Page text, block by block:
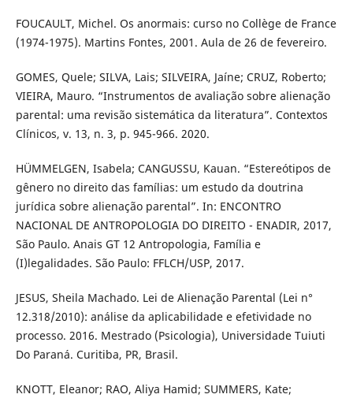
FOUCAULT, Michel. Os anormais: curso no Collège de France
(1974-1975). Martins Fontes, 2001. Aula de 26 de fevereiro.
GOMES, Quele; SILVA, Lais; SILVEIRA, Jaíne; CRUZ, Roberto;
VIEIRA, Mauro. “Instrumentos de avaliação sobre alienação
parental: uma revisão sistemática da literatura”. Contextos
Clínicos, v. 13, n. 3, p. 945-966. 2020.
HÜMMELGEN, Isabela; CANGUSSU, Kauan. “Estereótipos de
gênero no direito das famílias: um estudo da doutrina
jurídica sobre alienação parental”. In: ENCONTRO
NACIONAL DE ANTROPOLOGIA DO DIREITO - ENADIR, 2017,
São Paulo. Anais GT 12 Antropologia, Família e
(I)legalidades. São Paulo: FFLCH/USP, 2017.
JESUS, Sheila Machado. Lei de Alienação Parental (Lei n°
12.318/2010): análise da aplicabilidade e efetividade no
processo. 2016. Mestrado (Psicologia), Universidade Tuiuti
Do Paraná. Curitiba, PR, Brasil.
KNOTT, Eleanor; RAO, Aliya Hamid; SUMMERS, Kate;